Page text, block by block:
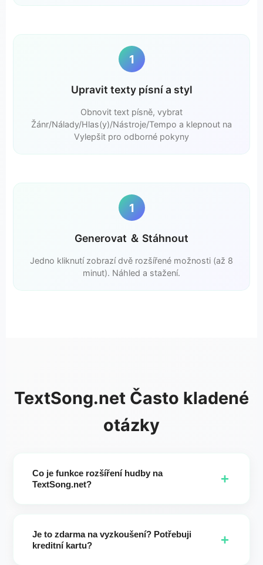
1
Upravit texty písní a styl
Obnovit text písně, vybrat
Žánr/Nálady/Hlas(y)/Nástroje/Tempo a klepnout na
Vylepšit pro odborné pokyny
1
Generovat ＆ Stáhnout
Jedno kliknutí zobrazí dvě rozšířené možnosti (až 8
minut). Náhled a stažení.
TextSong.net Často kladené
otázky
Co je funkce rozšíření hudby na
TextSong.net?
+
texty, zvolte žánr/nálady/hlas(y)/nástroje/tempa, klikněte na
Vylepšit a vygenerujte dvě prodloužené verze pro náhled a
Je to zdarma na vyzkoušení? Potřebuji
kreditní kartu?
+